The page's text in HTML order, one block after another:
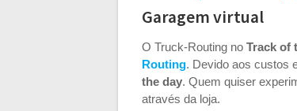
Garagem virtual
O Truck-Routing noTrack of
Routing. Devido aos custos
the day. Quem quiser
através da loja.